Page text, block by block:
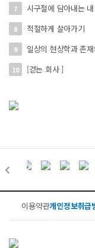
7 시구절에 담아내는
8 적절하게 살아가기
9 일상의 현상학과 존
10 [걷는 회사 ]
이용약관개인정보취급